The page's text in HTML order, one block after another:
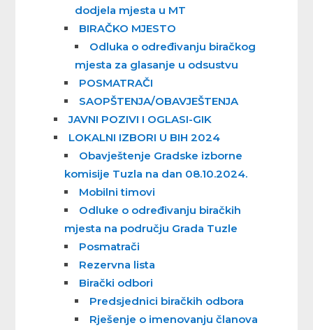
dodjela mjesta u MT
BIRAČKO MJESTO
Odluka o određivanju biračkog
mjesta za glasanje u odsustvu
POSMATRAČI
SAOPŠTENJA/OBAVJEŠTENJA
JAVNI POZIVI I OGLASI-GIK
LOKALNI IZBORI U BIH 2024
Obavještenje Gradske izborne
komisije Tuzla na dan 08.10.2024.
Mobilni timovi
Odluke o određivanju biračkih
mjesta na području Grada Tuzle
Posmatrači
Rezervna lista
Birački odbori
Predsjednici biračkih odbora
Rješenje o imenovanju članova